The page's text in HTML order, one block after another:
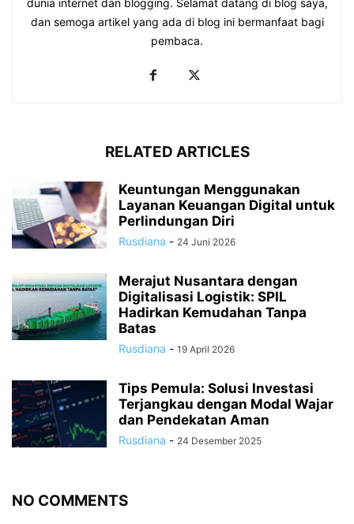
dunia internet dan blogging. Selamat datang di blog saya,
dan semoga artikel yang ada di blog ini bermanfaat bagi
pembaca.
RELATED ARTICLES
Keuntungan Menggunakan
Layanan Keuangan Digital untuk
Perlindungan Diri
Rusdiana - 24 Juni 2026
Merajut Nusantara dengan
Digitalisasi Logistik: SPIL
Hadirkan Kemudahan Tanpa
Batas
Rusdiana - 19 April 2026
Tips Pemula: Solusi Investasi
Terjangkau dengan Modal Wajar
dan Pendekatan Aman
Rusdiana - 24 Desember 2025
NO COMMENTS